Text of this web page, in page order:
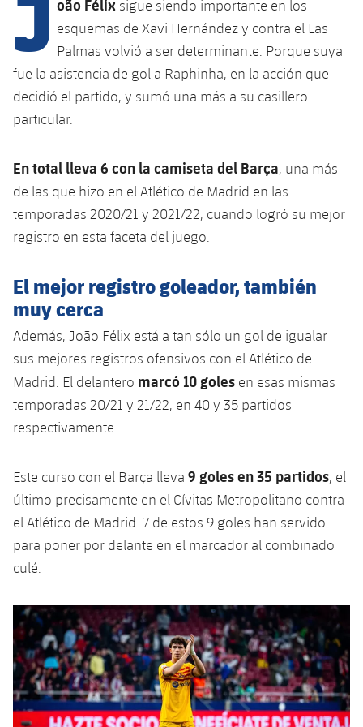
plusicon
más
Instalaciones
Palau Blaugrana
Estadi Johan Cruyff
Ciutat Esportiva
La Masia
plusicon
más
Servicios
Servicios Médicos
Accesibilidad
plusicon
más
Acreditaciones
Instalaciones
SUB13
SUB12
SUB10 A
SUB10 B
SUB9 A
SUB9 B
SUB8 A
SUB8 B
SUB13 B
SUB12 C
SUB11 C
Entradas
Gameday Shows
Resultados
Clasificación
Jugadores
Fotos
Historia
Palmarés
Base
Barça Atlètic
Junior
Cadete A
Cadete B
Infantil A
Mini
Campus Verano
PLUSICON
MÁS
Primer Equipo
plusicon
más
Calendario
Entradas
Clasificaciones
Jugadores
Fotos
Calendario
Clasificaciones
Jugadores
Fotos
Base
plusicon
más
Cadete A
Cadete B
Infantil A
Infantil B
PLUSICON
MÁS
plusicon
más
Actualidad
Calendario
Resultados
Clasificaciones
Jugadors
Fotos
Historia
Barça Atlètic
Actualidad
Calendario
Jugadores
Clasificaciones
Base
plusicon
más
Actualidad
Cadete
Infantil
Campus Verano
plusicon
más
Actualidad
Entradas
Resultados
Clasificaciones
plusicon
más
Calendario
Resultados
Jugadores
Actualidad
Barça C
Junior
Campus Verano
PLUSICON
MÁS
Información general
plusicon
más
oão Félix sigue siendo importante en los
esquemas de Xavi Hernández y contra el Las
Palmas volvió a ser determinante. Porque suya
fue la asistencia de gol a Raphinha, en la acción que
decidió el partido, y sumó una más a su casillero
particular.
En total lleva 6 con la camiseta del Barça, una más
de las que hizo en el Atlético de Madrid en las
temporadas 2020/21 y 2021/22, cuando logró su mejor
registro en esta faceta del juego.
El mejor registro goleador, también
muy cerca
Además, João Félix está a tan sólo un gol de igualar
sus mejores registros ofensivos con el Atlético de
Madrid. El delantero marcó 10 goles en esas mismas
temporadas 20/21 y 21/22, en 40 y 35 partidos
respectivamente.
Este curso con el Barça lleva 9 goles en 35 partidos, el
último precisamente en el Cívitas Metropolitano contra
el Atlético de Madrid. 7 de estos 9 goles han servido
para poner por delante en el marcador al combinado
culé.